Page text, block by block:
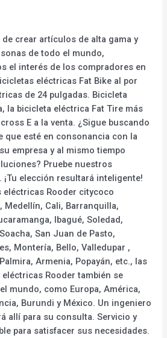
crear artículos de alta gama y
de todo el mundo,
el interés de los compradores en
eléctricas Fat Bike al por
de 24 pulgadas. Bicicleta
la bicicleta eléctrica Fat Tire más
E a la venta. ¿Sigue buscando
que esté en consonancia con la
empresa y al mismo tiempo
Pruebe nuestros
elección resultará inteligente!
eléctricas Rooder citycoco
Medellín, Cali, Barranquilla,
Ibagué, Soledad,
San Juan de Pasto,
Montería, Bello, Valledupar ,
Armenia, Popayán, etc., las
Rooder también se
mundo, como Europa, América,
Burundi y México. Un ingeniero
allí para su consulta. Servicio y
para satisfacer sus necesidades.